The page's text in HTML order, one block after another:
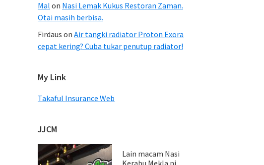
Mal on Nasi Lemak Kukus Restoran Zaman.
Otai masih berbisa.
Firdaus on Air tangki radiator Proton Exora
cepat kering? Cuba tukar penutup radiator!
My Link
Takaful Insurance Web
JJCM
Lain macam Nasi
Kerabu Mekla ni